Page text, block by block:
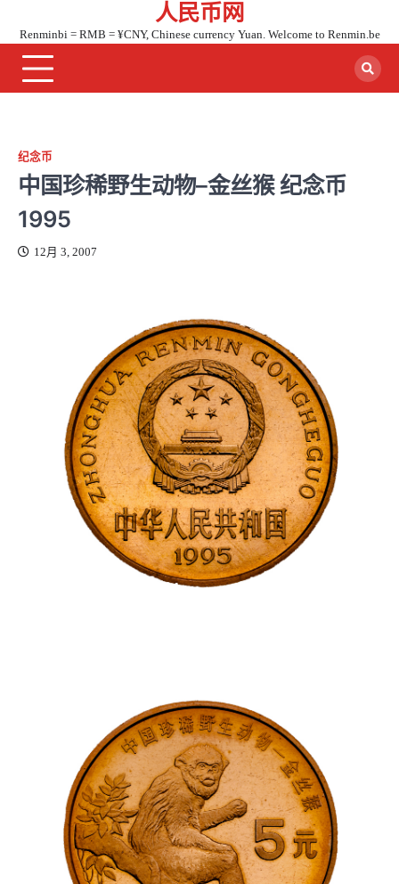
content
人民币网
Renminbi = RMB = ¥CNY, Chinese currency Yuan. Welcome to Renmin.be
纪念币
中国珍稀野生动物–金丝猴 纪念币
1995
12月 3, 2007